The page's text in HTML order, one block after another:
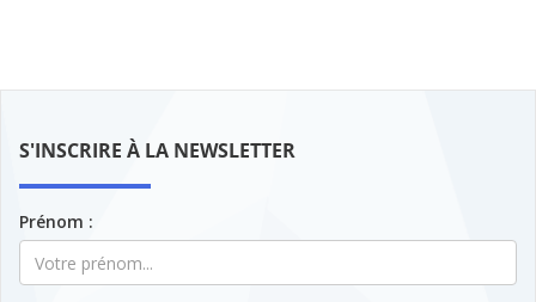
S'INSCRIRE À LA NEWSLETTER
Prénom :